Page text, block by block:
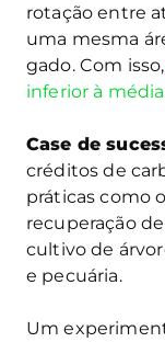
rotação entre
uma mesma
gado. Com isso,
inferior à
Case de
créditos de
práticas como
recuperação
cultivo de
e pecuária.
Um